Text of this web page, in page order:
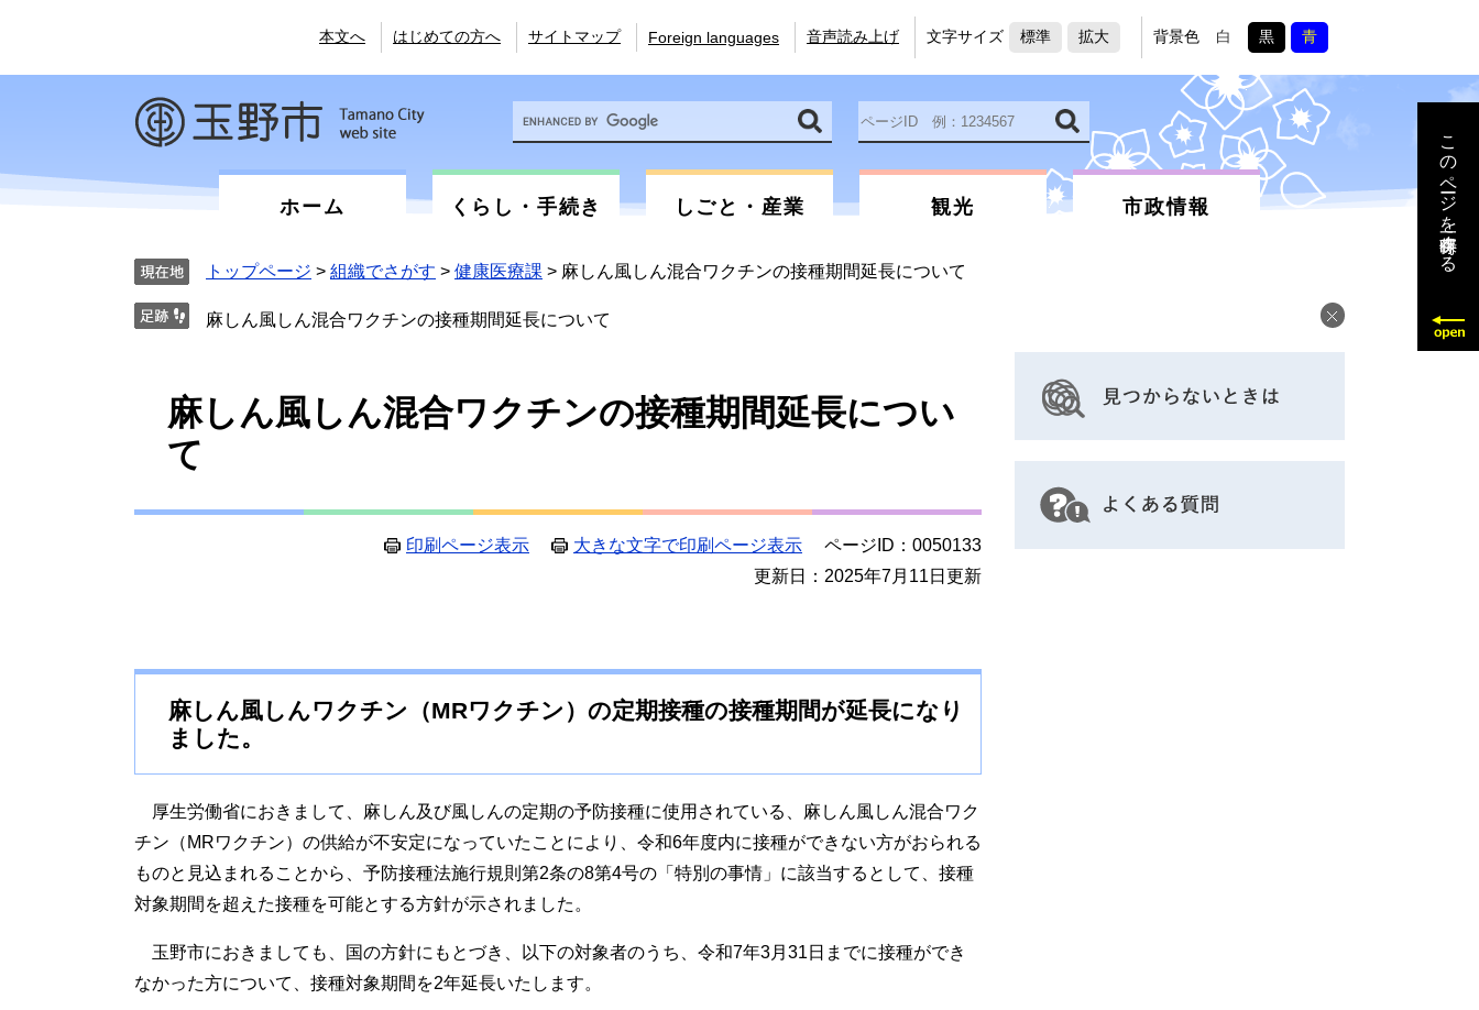
の
す。
ー
し
本文へ はじめての方へ サイトマップ Foreign languages 音声読み上げ 文字サイズ 標準 拡大 背景色 白 黒 青
カ
タ
ム
ID
を
ホーム くらし・手続き しごと・産業 観光 市政情報 このページを一時保存する
トップページ > 組織でさがす > 健康医療課 > 麻しん風しん混合ワクチンの接種期間延長について
麻しん風しん混合ワクチンの接種期間延長について
麻しん風しん混合ワクチンの接種期間延長につい
て
印刷ページ表示 大きな文字で印刷ページ表示
ページID：0050133
更新日：2025年7月11日更新
麻しん風しんワクチン（MRワクチン）の定期接種の接種期間が延長になり
ました。
厚生労働省におきまして、麻しん及び風しんの定期の予防接種に使用されている、麻しん風しん混合ワク
チン（MRワクチン）の供給が不安定になっていたことにより、令和6年度内に接種ができない方がおられる
ものと見込まれることから、予防接種法施行規則第2条の8第4号の「特別の事情」に該当するとして、接種
対象期間を超えた接種を可能とする方針が示されました。
玉野市におきましても、国の方針にもとづき、以下の対象者のうち、令和7年3月31日までに接種ができ
なかった方について、接種対象期間を2年延長いたします。